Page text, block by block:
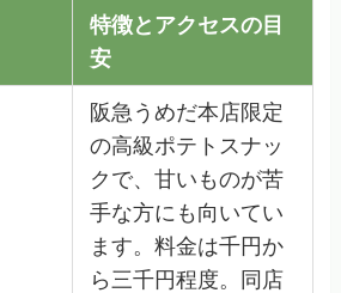
特徴とアクセスの目
安
阪急うめだ本店限定
の高級ポテトスナッ
クで、甘いものが苦
手な方にも向いてい
ます。料金は千円か
ら三千円程度。同店